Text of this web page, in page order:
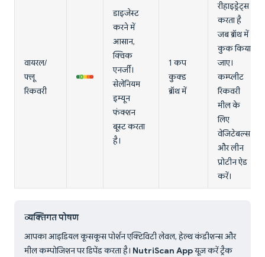
वायरल/
फ्लू
रिकवरी
डाइजेस्ट
करने में
आसान,
क्विक
एनर्जी।
सेलेनियम
इम्यून
फंक्शन
बूस्ट करता
है।
1 कप
कुक्ड
ब्रॉथ में
रीहाइड्रेट्स
करता है
जब ब्रॉथ में
कुक किया
जाए।
कम्प्लीट
रिकवरी
मील के
लिए
वेजिटेबल्स
और लीन
प्रोटीन ऐड
करें।
व्यक्तिगत पोषण
आपका आइडियल कूसकूस पोर्शन एक्टिविटी लेवल, हेल्थ कंडीशन्स और
मील कम्पोजिशन पर डिपेंड करता है। NutriScan Appयूज़ करें ट्रैक